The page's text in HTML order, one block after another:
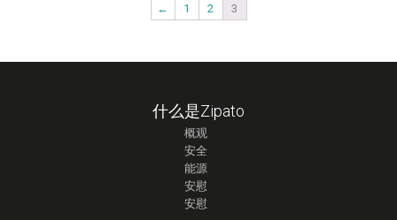
← 1 2 3
什么是Zipato
概观
安全
能源
安慰
安慰